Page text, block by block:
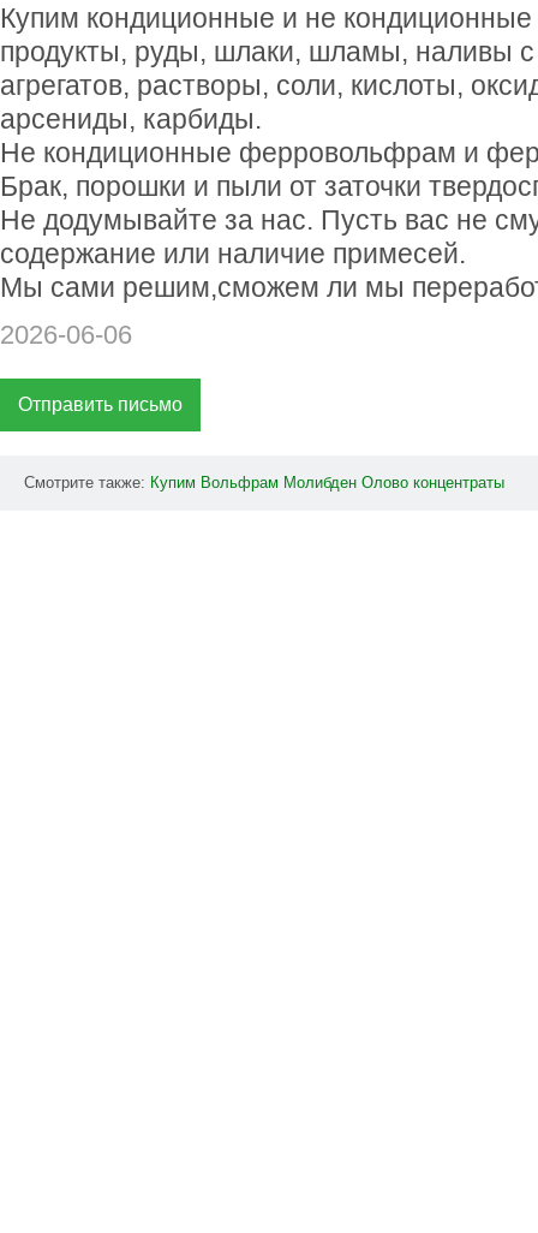
Купим кондиционные и не
продукты, руды, шлаки, шламы, наливы
агрегатов, растворы, соли, кислоты,
арсениды, карбиды.
Не кондиционные ферровольфрам и
Брак, порошки и пыли от заточки
Не додумывайте за нас. Пусть вас не
содержание или наличие примесей.
Мы сами решим,сможем ли мы
2026-06-06
Отправить письмо
Смотрите также: Купим Вольфрам Молибден Олово концентраты